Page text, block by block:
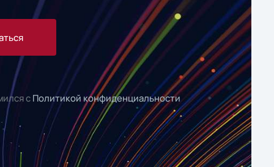
сПолитикой конфиденциальности